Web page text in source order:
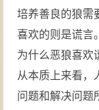
培养善良的狼需
喜欢的则是谎言。
为什么恶狼喜欢
从本质上来看，
问题和解决问题